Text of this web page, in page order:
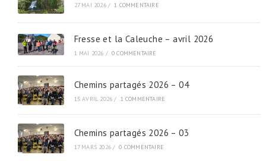
27 MAI 2026 / 1 COMMENTAIRE
Fresse et la Caleuche – avril 2026
1 MAI 2026 / 0 COMMENTAIRE
Chemins partagés 2026 – 04
15 AVRIL 2026 / 1 COMMENTAIRE
Chemins partagés 2026 – 03
17 MARS 2026 / 0 COMMENTAIRE